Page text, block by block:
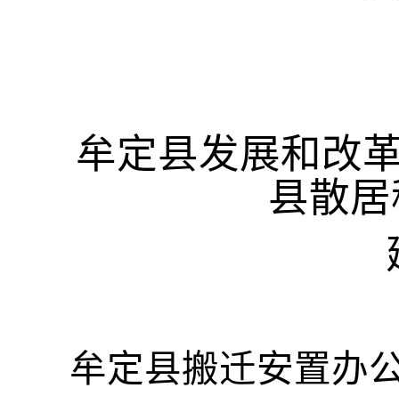
牟定县发展和改
县散
牟定县搬迁安置办